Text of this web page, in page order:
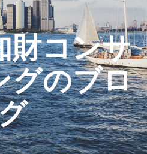
財コンサ
グのブロ
新たな発明を創出する方法